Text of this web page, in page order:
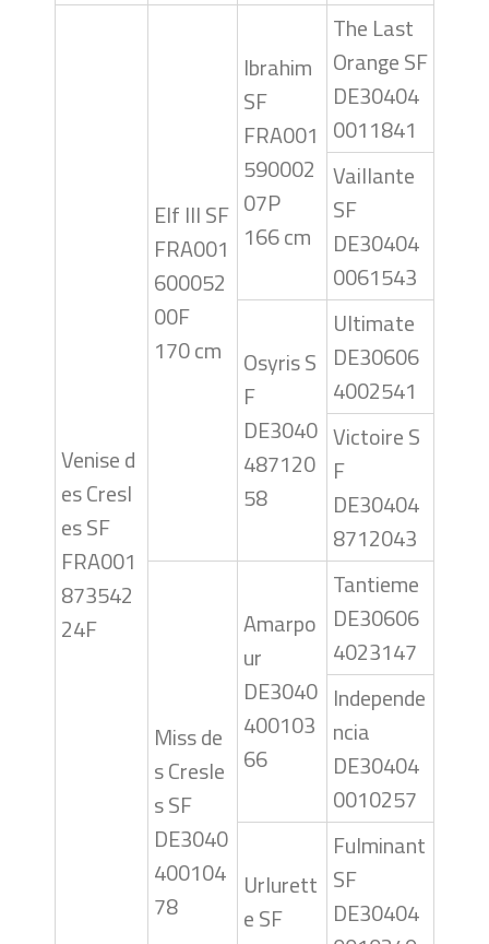
Venise d
es Cresl
es SF
FRA001
873542
24F
Elf III SF
FRA001
600052
00F
170 cm
Ibrahim
SF
FRA001
590002
07P
166 cm
The Last
Orange SF
DE30404
0011841
Vaillante
SF
DE30404
0061543
Osyris S
F
DE3040
487120
58
Ultimate
DE30606
4002541
Victoire S
F
DE30404
8712043
Miss de
s Cresle
s SF
DE3040
400104
78
Amarpo
ur
DE3040
400103
66
Tantieme
DE30606
4023147
Independe
ncia
DE30404
0010257
Urlurett
e SF
Fulminant
SF
DE30404